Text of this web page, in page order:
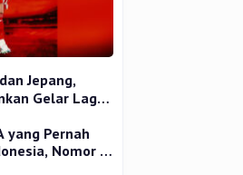
Jepang,
Gelar Laga
yang Pernah
Nomor 1